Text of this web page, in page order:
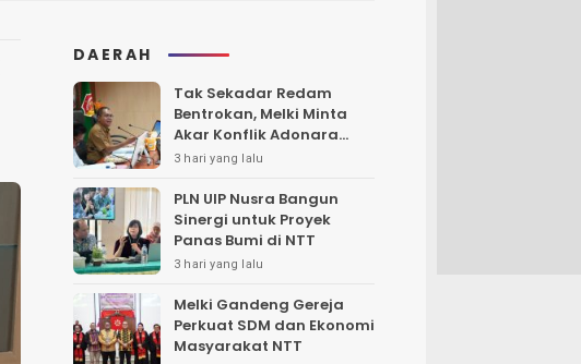
DAERAH
Tak Sekadar Redam
Bentrokan, Melki Minta
Akar Konflik Adonara
Harus Diungkap dan
3 hari yang lalu
PLN UIP Nusra Bangun
Sinergi untuk Proyek
Panas Bumi di NTT
3 hari yang lalu
Melki Gandeng Gereja
Perkuat SDM dan Ekonomi
Masyarakat NTT